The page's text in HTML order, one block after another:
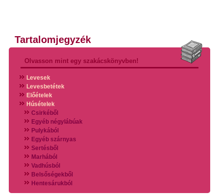
Tartalomjegyzék
Olvasson mint egy szakácskönyvben!
Levesek
Levesbetétek
Előételek
Húsételek
Csirkéből
Egyéb négylábúak
Pulykából
Egyéb szárnyas
Sertésből
Marhából
Vadhúsból
Belsőségekből
Hentesárukból
Vadszárnyasokból